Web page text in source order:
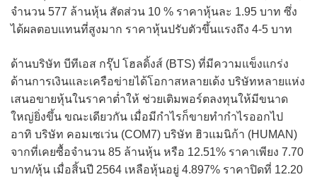
จำนวน 577 ล้านหุ้น สัดส่วน 10 % ราคาหุ้นละ 1.95 บาท ซึ่ง
ได้ผลตอบแทนที่สูงมาก ราคาหุ้นปรับตัวขึ้นแรงถึง 4-5 บาท
ด้านบริษัท บีทีเอส กรุ๊ป โฮลดิ้งส์ (BTS) ที่มีความแข็งแกร่ง
ด้านการเงินและเครือข่ายได้โอกาสหลายเด้ง บริษัทหลายแห่ง
เสนอขายหุ้นในราคาต่ำให้ ช่วยเติมพอร์ตลงทุนให้มีขนาด
ใหญ่ยิ่งขึ้น ขณะเดียวกัน เมื่อมีกำไรก็ขายทำกำไรออกไป
อาทิ บริษัท คอมเซเว่น (COM7) บริษัท ฮิวแมนิก้า (HUMAN)
จากที่เคยซื้อจำนวน 85 ล้านหุ้น หรือ 12.51% ราคาเพียง 7.70
บาท/หุ้น เมื่อสิ้นปี 2564 เหลือหุ้นอยู่ 4.897% ราคาปิดที่ 12.20